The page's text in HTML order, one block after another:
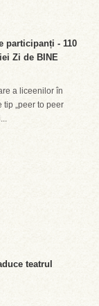
participanți - 110
Zi de BINE
a liceenilor în
tip „peer to peer
teatrul